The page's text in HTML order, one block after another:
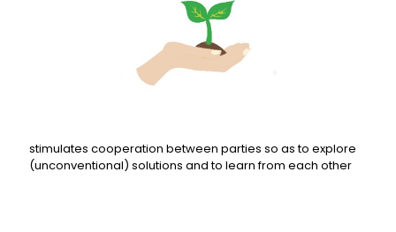
stimulates cooperation between parties so as to explore
(unconventional) solutions and to learn from each other